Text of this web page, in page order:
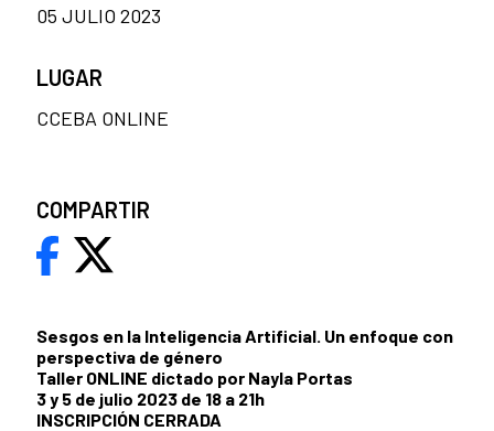
Sesgos en la Inteligencia Artificial. Un enfoque con
perspectiva de género
Taller ONLINE dictado por Nayla Portas
3 y 5 de julio 2023 de 18 a 21h
INSCRIPCIÓN CERRADA
05 JULIO 2023
LUGAR
CCEBA ONLINE
COMPARTIR